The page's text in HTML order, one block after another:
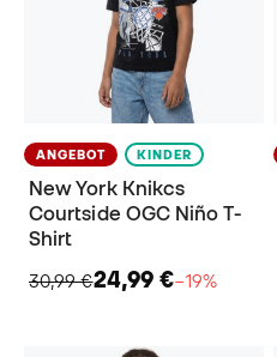
ANGEBOT KINDER
New York Knikcs
Courtside OGC Niño T-
Shirt
30,99 €24,99 €−19%